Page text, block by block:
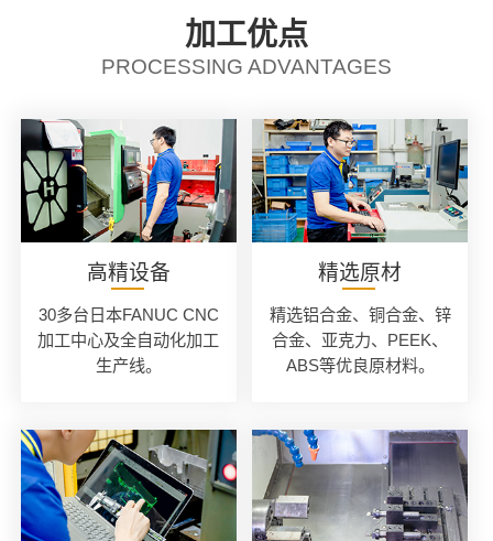
加工优点
PROCESSING ADVANTAGES
高精设备
30多台日本FANUC CNC
加工中心及全自动化加工
生产线。
精选原材
精选铝合金、铜合金、锌
合金、亚克力、PEEK、
ABS等优良原材料。